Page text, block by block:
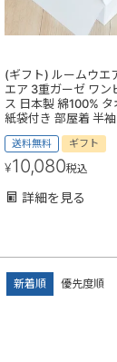
(ギフト) ルームウエ
エア 3重ガーゼ ワン
ス 日本製 綿100%
紙袋付き 部屋着 半
送料無料 ギフト
¥10,080税込
詳細を見る
新着順 優先度順